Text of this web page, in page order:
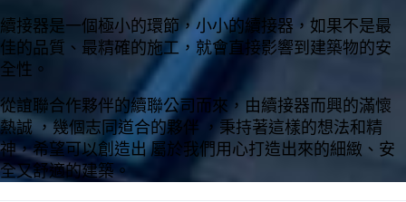
續接器是一個極小的環節，小小的續接器，如果不是最
佳的品質、最精確的施工，就會直接影響到建築物的安
全性。
從誼聯合作夥伴的續聯公司而來，由續接器而興的滿懷
熱誠 ，幾個志同道合的夥伴 ，秉持著這樣的想法和精
神，希望可以創造出 屬於我們用心打造出來的細緻、安
全又舒適的建築。